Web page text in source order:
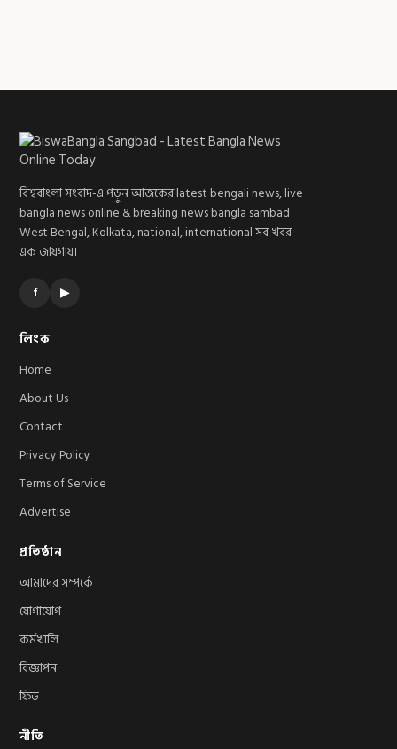
বিশ্ববাংলা সংবাদ-এ পড়ুন আজকের latest bengali news, live
bangla news online & breaking news bangla sambad।
West Bengal, Kolkata, national, international সব খবর
এক জায়গায়।
f ▶
লিংক
Home
About Us
Contact
Privacy Policy
Terms of Service
Advertise
প্রতিষ্ঠান
আমাদের সম্পর্কে
যোগাযোগ
কর্মখালি
বিজ্ঞাপন
ফিড
নীতি